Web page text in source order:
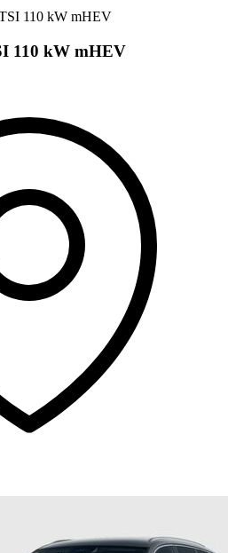
110 kW mHEV
110 kW mHEV